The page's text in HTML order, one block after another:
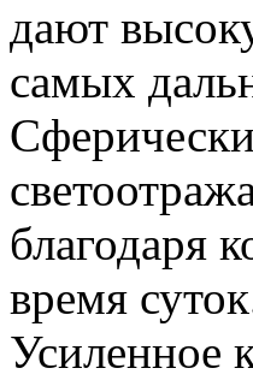
дают
самых
благодаря
время
Усиленное